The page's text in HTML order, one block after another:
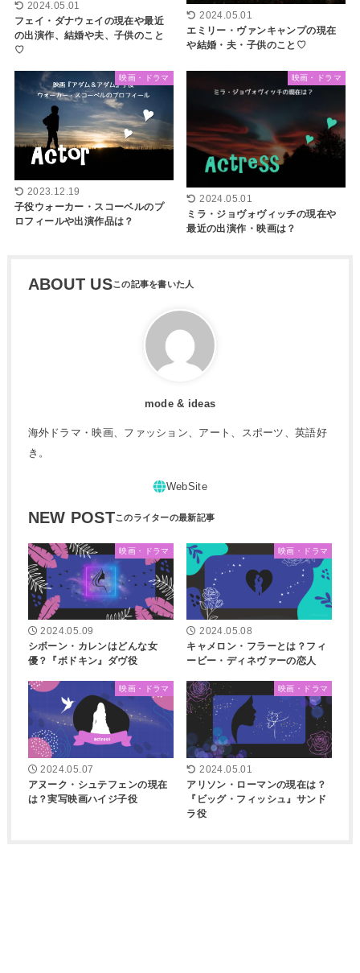
2024.05.01
フェイ・ダナウェイの現在や最近
の出演作、結婚や夫、子供のこと
♡
2024.05.01
エミリー・ヴァンキャンプの現在
や結婚・夫・子供のこと♡
映画・ドラマ
2023.12.19
子役ウォーカー・スコーベルのプ
ロフィールや出演作品は？
映画・ドラマ
2024.05.01
ミラ・ジョヴォヴィッチの現在や
最近の出演作・映画は？
ABOUT US
mode & ideas
海外ドラマ・映画、ファッション、アート、スポーツ、英語好
き。
NEW POST
映画・ドラマ
2024.05.09
シボーン・カレンはどんな女
優？『ボドキン』ダヴ役
映画・ドラマ
2024.05.08
キャメロン・フラーとは？フィ
ービー・ディネヴァーの恋人
映画・ドラマ
2024.05.07
アヌーク・シュテフェンの現在
は？実写映画ハイジ子役
映画・ドラマ
2024.05.01
アリソン・ローマンの現在は？
『ビッグ・フィッシュ』サンド
ラ役